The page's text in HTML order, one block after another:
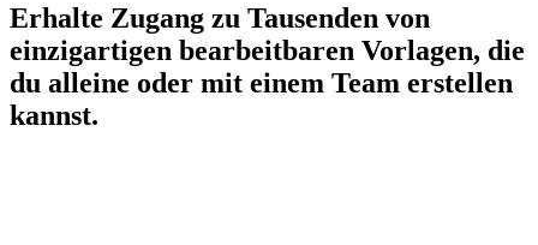
Erhalte Zugang zu Tausenden von
einzigartigen bearbeitbaren Vorlagen, die
du alleine oder mit einem Team erstellen
kannst.